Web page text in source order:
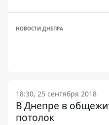
НОВОСТИ ДНЕПРА
18:30, 25 сентября 2018
В Днепре в
потолок